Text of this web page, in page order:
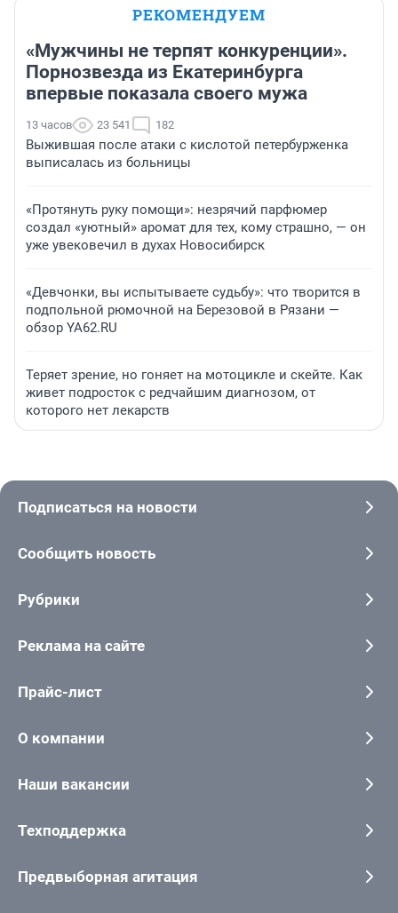
РЕКОМЕНДУЕМ
«Мужчины не терпят конкуренции».
Порнозвезда из Екатеринбурга
впервые показала своего мужа
13 часов 23 541 182
Выжившая после атаки с кислотой петербурженка
выписалась из больницы
«Протянуть руку помощи»: незрячий парфюмер
создал «уютный» аромат для тех, кому страшно, — он
уже увековечил в духах Новосибирск
«Девчонки, вы испытываете судьбу»: что творится в
подпольной рюмочной на Березовой в Рязани —
обзор YA62.RU
Теряет зрение, но гоняет на мотоцикле и скейте. Как
живет подросток с редчайшим диагнозом, от
которого нет лекарств
Подписаться на новости
Сообщить новость
Рубрики
Реклама на сайте
Прайс-лист
О компании
Наши вакансии
Техподдержка
Предвыборная агитация